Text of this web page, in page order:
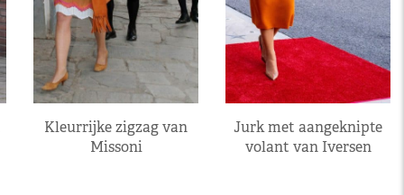
Kleurrijke zigzag van
Missoni
Jurk met aangeknipte
volant van Iversen